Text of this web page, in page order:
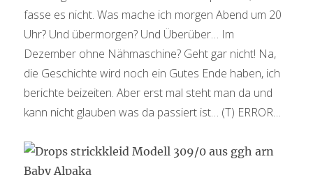
fasse es nicht. Was mache ich morgen Abend um 20
Uhr? Und übermorgen? Und Überüber… Im
Dezember ohne Nähmaschine? Geht gar nicht! Na,
die Geschichte wird noch ein Gutes Ende haben, ich
berichte beizeiten. Aber erst mal steht man da und
kann nicht glauben was da passiert ist… (T) ERROR…